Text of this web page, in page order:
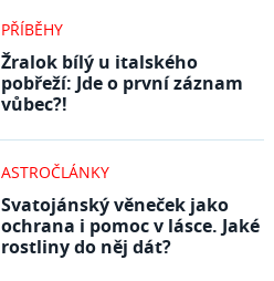
PŘÍBĚHY
Žralok bílý u italského
pobřeží: Jde o první záznam
vůbec?!
ASTROČLÁNKY
Svatojánský věneček jako
ochrana i pomoc v lásce. Jaké
rostliny do něj dát?